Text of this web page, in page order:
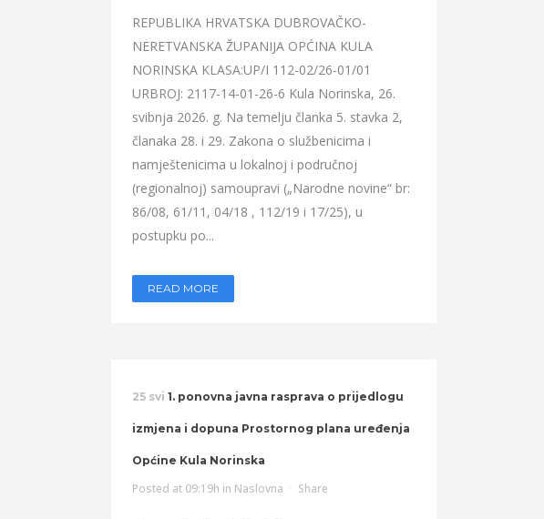
REPUBLIKA HRVATSKA DUBROVAČKO-
NERETVANSKA ŽUPANIJA OPĆINA KULA
NORINSKA KLASA:UP/I 112-02/26-01/01
URBROJ: 2117-14-01-26-6 Kula Norinska, 26.
svibnja 2026. g. Na temelju članka 5. stavka 2,
članaka 28. i 29. Zakona o službenicima i
namještenicima u lokalnoj i područnoj
(regionalnoj) samoupravi („Narodne novine“ br:
86/08, 61/11, 04/18 , 112/19 i 17/25), u
postupku po...
READ MORE
25 svi 1. ponovna javna rasprava o prijedlogu
izmjena i dopuna Prostornog plana uređenja
Općine Kula Norinska
Posted at 09:19h in Naslovna Share